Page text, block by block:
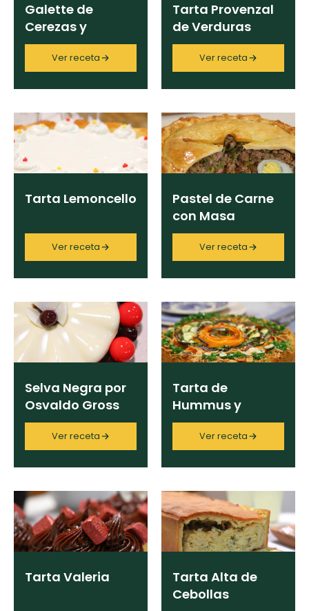
Programas
Limpiar
Galette de
Cerezas y
Pistachos
Ver receta
Tarta Provenzal
de Verduras
Ver receta
Tarta Lemoncello
Ver receta
Pastel de Carne
con Masa
Ver receta
Selva Negra por
Osvaldo Gross
Ver receta
Tarta de
Hummus y
Vegetales
Ver receta
Tarta Valeria
Tarta Alta de
Cebollas